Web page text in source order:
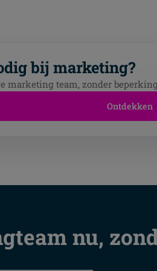
bij marketing?
marketing team, zonder
Ontdekken
nu,